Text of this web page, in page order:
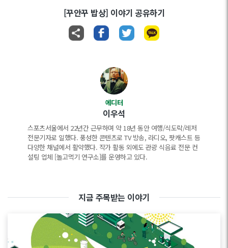
[꾸안꾸 밥상] 이야기 공유하기
에디터
이우석
스포츠서울에서 22년간 근무하며 약 18년 동안 여행/식도락/레저
전문기자로 일했다. 풍성한 콘텐츠로 TV 방송, 라디오, 팟캐스트 등
다양한 채널에서 활약했다. 작가 활동 외에도 관광 식음료 전문 컨
설팅 업체 [놀고먹기 연구소]를 운영하고 있다.
지금 주목받는 이야기